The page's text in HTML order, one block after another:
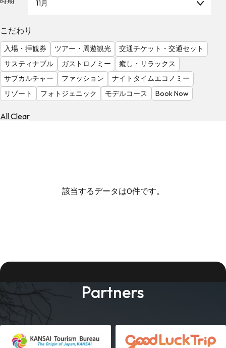
調
べ
る
天
気
を
見
る
11月
こだわり
入場・拝観券 ツアー・周遊観光
交通チケット・交通セット
サスティナブル
ガストロノミー
癒し・リラックス
サブカルチャー
ファッション
ナイトタイムエコノミー
リゾート
フォトジェニック モデルコース Book Now
All Clear
該当するデータは0件です。
Partners